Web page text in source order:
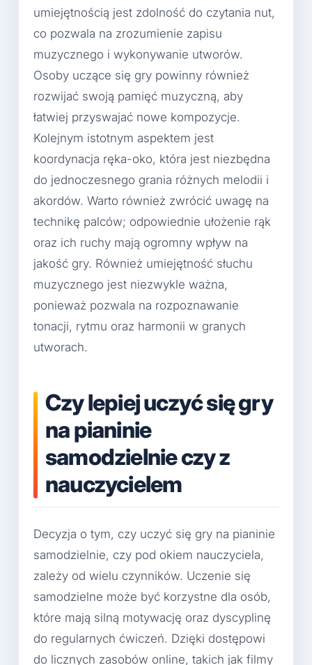
umiejętnością jest zdolność do czytania nut,
co pozwala na zrozumienie zapisu
muzycznego i wykonywanie utworów.
Osoby uczące się gry powinny również
rozwijać swoją pamięć muzyczną, aby
łatwiej przyswajać nowe kompozycje.
Kolejnym istotnym aspektem jest
koordynacja ręka-oko, która jest niezbędna
do jednoczesnego grania różnych melodii i
akordów. Warto również zwrócić uwagę na
technikę palców; odpowiednie ułożenie rąk
oraz ich ruchy mają ogromny wpływ na
jakość gry. Również umiejętność słuchu
muzycznego jest niezwykle ważna,
ponieważ pozwala na rozpoznawanie
tonacji, rytmu oraz harmonii w granych
utworach.
Czy lepiej uczyć się gry
na pianinie
samodzielnie czy z
nauczycielem
Decyzja o tym, czy uczyć się gry na pianinie
samodzielnie, czy pod okiem nauczyciela,
zależy od wielu czynników. Uczenie się
samodzielne może być korzystne dla osób,
które mają silną motywację oraz dyscyplinę
do regularnych ćwiczeń. Dzięki dostępowi
do licznych zasobów online, takich jak filmy